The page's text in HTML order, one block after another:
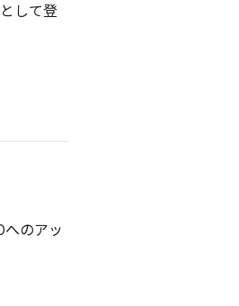
として登
のアッ